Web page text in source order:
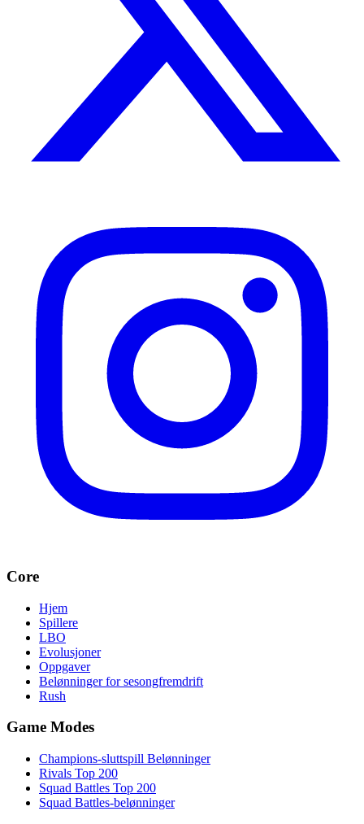
Core
Hjem
Spillere
LBO
Evolusjoner
Oppgaver
Belønninger for sesongfremdrift
Rush
Game Modes
Champions-sluttspill Belønninger
Rivals Top 200
Squad Battles Top 200
Squad Battles-belønninger